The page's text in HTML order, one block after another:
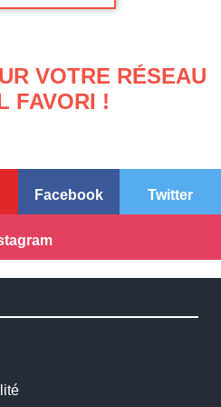
VOTRE RÉSEAU
FAVORI !
Facebook Twitter